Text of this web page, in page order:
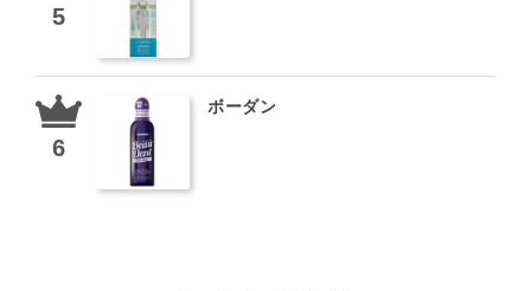
ボーダン